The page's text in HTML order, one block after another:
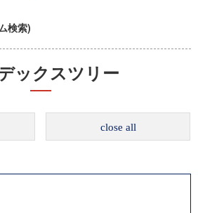
検索)
ックスツリー
close all